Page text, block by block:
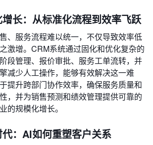
长：从标准化流程到效率飞跃
、服务流程难以统一，不仅导致效率低
激增。CRM系统通过固化和优化复杂的
段管理、报价审批、服务工单流转，并
减少人工操作，能够有效解决这一难
提升跨部门协作效率，确保服务质量和
，并为销售预测和绩效管理提供可靠的
的规模化增长。
：AI如何重塑客户关系